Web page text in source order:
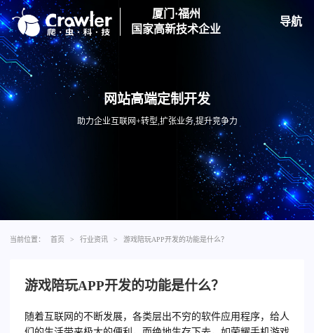
厦门·福州
国家高新技术企业
导航
网站高端定制开发
助力企业互联网+转型,扩张业务,提升竞争力
当前位置： 首页 > 行业资讯 > 游戏陪玩APP开发的功能是什么？
游戏陪玩APP开发的功能是什么？
随着互联网的不断发展，各类层出不穷的软件应用程序，给人